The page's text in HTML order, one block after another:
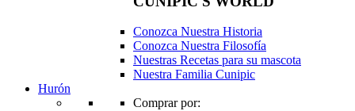
Conozca Nuestra Historia
Conozca Nuestra Filosofía
Nuestras Recetas para su mascota
Nuestra Familia Cunipic
Hurón
Comprar por: